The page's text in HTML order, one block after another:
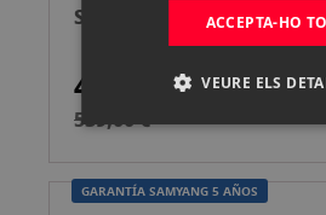
SAMYANG 35/1.5 V-DSLR
499,00 €
539,00 €
GARANTÍA SAMYANG 5 AÑOS
ACCEPTA-HO
VEURE ELS